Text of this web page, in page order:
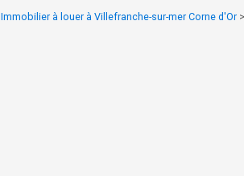
Immobilier à louer à Villefranche-sur-mer Corne d'Or >